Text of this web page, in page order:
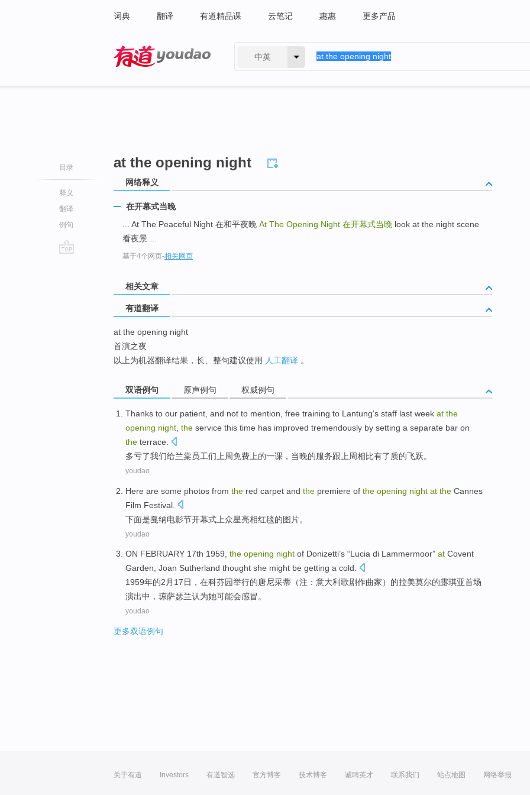
词典 翻译 有道精品课 云笔记 惠惠 更多产品
中英
目录
释义
翻译
例句
at the opening night
网络释义
在开幕式当晚
... At The Peaceful Night 在和平夜晚 At The Opening Night 在开幕式当晚 look at the night scene
看夜景 ...
基于4个网页-相关网页
相关文章
有道翻译
at the opening night
首演之夜
以上为机器翻译结果，长、整句建议使用 人工翻译 。
双语例句 原声例句 权威例句
Thanks to our patient, and not to mention, free training to Lantung's staff last week at the
opening night the service this time has improved tremendously by setting a separate bar on
the terrace.
多亏了我们给兰棠员工们 上周免费 上的一课， 当晚的服务跟上周相比有了质的飞跃。
youdao
Here are some photos from the red carpet and the premiere of the opening night at the Cannes
Film Festival.
下面是戛纳电影节开幕式 上众星亮相红毯的图片。
youdao
ON FEBRUARY 17th 1959, the opening night of Donizetti’s “Lucia di Lammermoor” at Covent
Garden, Joan Sutherland thought she might be getting a cold.
1959年的2月 17日 ， 在科芬园举行的唐尼采蒂（注：意大利歌剧作曲家）的拉美莫尔的露琪亚首场
演出中， 琼萨瑟兰认为她可能会感冒。
youdao
更多双语例句
关于有道 Investors 有道智选 官方博客 技术博客 诚聘英才 联系我们 站点地图 网络举报